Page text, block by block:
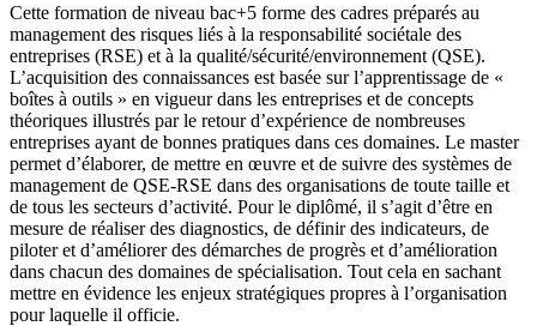
Cette formation de niveau bac+5 forme des cadres préparés au
management des risques liés à la responsabilité sociétale des
entreprises (RSE) et à la qualité/sécurité/environnement (QSE).
L’acquisition des connaissances est basée sur l’apprentissage de «
boîtes à outils » en vigueur dans les entreprises et de concepts
théoriques illustrés par le retour d’expérience de nombreuses
entreprises ayant de bonnes pratiques dans ces domaines. Le master
permet d’élaborer, de mettre en œuvre et de suivre des systèmes de
management de QSE-RSE dans des organisations de toute taille et
de tous les secteurs d’activité. Pour le diplômé, il s’agit d’être en
mesure de réaliser des diagnostics, de définir des indicateurs, de
piloter et d’améliorer des démarches de progrès et d’amélioration
dans chacun des domaines de spécialisation. Tout cela en sachant
mettre en évidence les enjeux stratégiques propres à l’organisation
pour laquelle il officie.